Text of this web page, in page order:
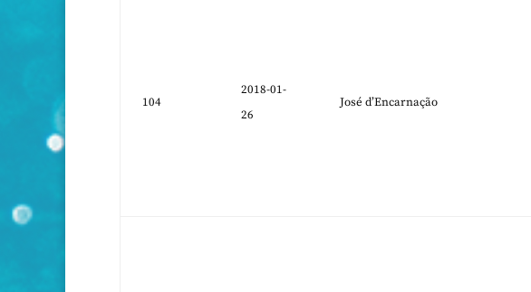
104
2018-01-
26
José d’Encarnação